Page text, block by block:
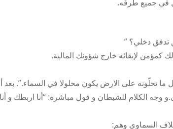
في جميع طرقه.
تدفق دخلي؟ ”
كمؤمن لإبقائه خارج شؤونك المالية.
تحلّونه على الارض يكون محلولا في السماء.”. بعد
وجه الكلام للشيطان و قول مباشرة: “أنا اربطك و
السماوي وهم: